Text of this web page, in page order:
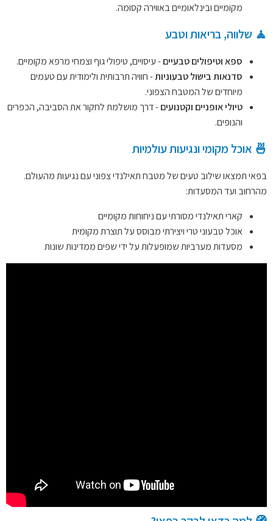
מקומיים ובינלאומיים באווירה קסומה.
🧘 שלווה, בריאות וטבע
ספא וטיפולים טבעיים- עיסויים, טיפולי גוף וצמחי מרפא מקומיים.
סדנאות בישול טבעוניות- חוויה תרבותית ולימודית עם טעמים
מיוחדים של המטבח הצפוני.
טיולי אופניים וקטנועים- דרך מושלמת לחקור את הסביבה, הכפרים
והנופים.
🍜 אוכל מקומי ונגיעות עולמיות
בפאי תמצאו שילוב טעים של מטבח תאילנדי צפוני עם נגיעות מהעולם.
מהרחוב ועד המסעדות:
קארי תאילנדי מסורתי עם ניחוחות מקומיים
אוכל טבעוני טרי ויצירתי מבוסס על תוצרת מקומית
מסעדות מערביות שמופעלות על ידי שפים ממדינות שונות